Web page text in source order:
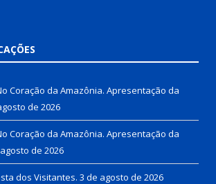
No Coração da Amazônia. Apresentação da
de 2026
No Coração da Amazônia. Apresentação da
de 2026
dos Visitantes. 3 de agosto de 2026